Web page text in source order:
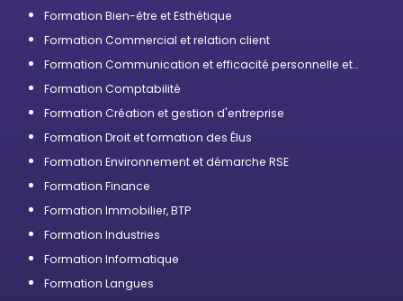
Formation Bien-être et Esthétique
Formation Commercial et relation client
Formation Communication et efficacité personnelle et
Formation Comptabilité
Formation Création et gestion d'entreprise
Formation Droit et formation des Élus
Formation Environnement et démarche RSE
Formation Finance
Formation Immobilier, BTP
Formation Industries
Formation Informatique
Formation Langues